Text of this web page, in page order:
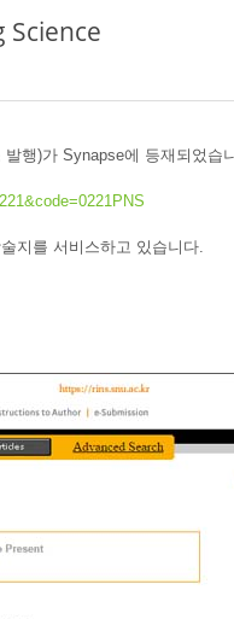
Science
행)가 Synapse에 등재되었
지를 서비스하고 있습니다.